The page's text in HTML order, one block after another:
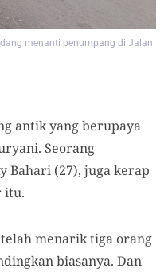
menanti penumpang di Jalan
antik yang berupaya
Seorang
Bahari (27), juga kerap
itu.
menarik tiga orang
biasanya. Dan